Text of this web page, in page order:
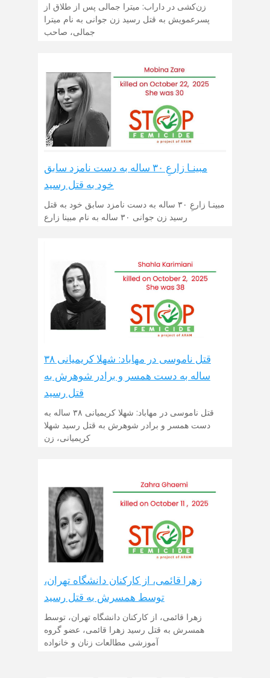
زن‌کشی در داراب: میترا جمالی پس از طلاق از
پسرعمویش به قتل رسید زن جوانی به نام میترا
جمالی، صاحب
مبینـا زارعِ ۳۰ ساله به دست نامزد سابق
خود به قتل رسید
مبینـا زارعِ ۳۰ ساله به دست نامزد سابق خود به قتل
رسید زن جوانی ۳۰ ساله به نام مبینا زارع
قتل ناموسی در مهاباد: شهلا کریمیانی ۳۸
ساله به دست همسر و برادر شوهرش به
قتل رسید
قتل ناموسی در مهاباد: شهلا کریمیانی ۳۸ ساله به
دست همسر و برادر شوهرش به قتل رسید شهلا
کریمیانی، زن
زهرا قائمی، از کارکنان دانشگاه تهران،
توسط همسرش به قتل رسید
زهرا قائمی، از کارکنان دانشگاه تهران، توسط
همسرش به قتل رسید زهرا قائمی، عضو گروه
آموزشی مطالعات زنان و خانواده